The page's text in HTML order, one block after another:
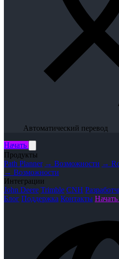
Автоматический перевод
Начать
Продукты
Path Planner → Возможности →
→ Возможности
Интеграции
John Deere Trimble CNH
Блог Поддержка Контакты